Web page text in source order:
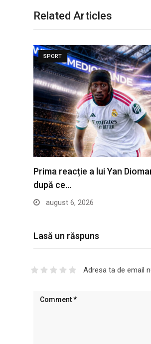
Related Articles
SPORT
Prima reacție a lui Yan
după ce…
august 6, 2026
Lasă un răspuns
Adresa ta de email